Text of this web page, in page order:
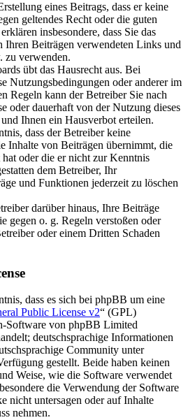
eines Beitrags, dass er keine
geltendes Recht oder die guten
insbesondere, dass Sie das
Ihren Beiträgen verwendeten Links und
zu verwenden.
übt das Hausrecht aus. Bei
Nutzungsbedingungen oder anderer im
Regeln kann der Betreiber Sie nach
oder dauerhaft von der Nutzung dieses
Ihnen ein Hausverbot erteilen.
dass der Betreiber keine
Inhalte von Beiträgen übernimmt, die
hat oder die er nicht zur Kenntnis
dem Betreiber, Ihr
und Funktionen jederzeit zu löschen
darüber hinaus, Ihre Beiträge
gegen o. g. Regeln verstoßen oder
oder einem Dritten Schaden
dass es sich bei phpBB um eine
Public License v2“ (GPL)
Software von phpBB Limited
deutschsprachige Informationen
Community unter
gestellt. Beide haben keinen
Weise, wie die Software verwendet
die Verwendung der Software
nicht untersagen oder auf Inhalte
nehmen.